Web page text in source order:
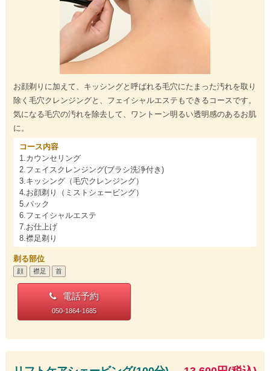
お顔剃りに加えて、キッシングと呼ばれる毛穴にたまった汚れを取り
除く毛穴クレンジングと、フェイシャルエステもできるコースです。
気になる毛穴の汚れを除去して、ワントーン明るい透明感のあるお肌
に。
コース内容
1.カウンセリング
2.フェイスクレンジング(ブラシ洗浄付き)
3.キッシング（毛穴クレンジング）
4.お顔剃り（ミストシェービング）
5.パック
6.フェイシャルエステ
7.お仕上げ
8.襟足剃り
剃る部位
顔 襟足 首
電話予約
050-1864-1685